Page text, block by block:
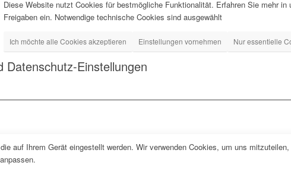
Diese Website nutzt Cookies für bestmögliche Funktionalität. Erfahren Sie mehr
Freigaben ein. Notwendige technische Cookies sind ausgewählt
Ich möchte alle Cookies akzeptieren Einstellungen vornehmen Nur essentielle
Datenschutz-Einstellungen
auf Ihrem Gerät eingestellt werden. Wir verwenden Cookies, um uns